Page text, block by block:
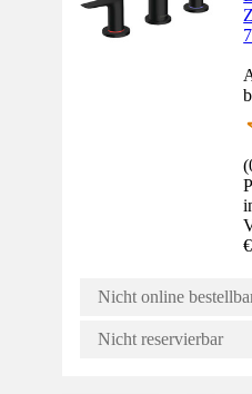
(
€
Nicht online
Nicht reservierbar